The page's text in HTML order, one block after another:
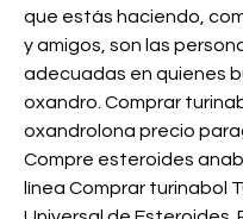
que estás haciendo,
y amigos, son las
adecuadas en quienes
oxandro. Comprar
oxandrolona precio
Compre esteroides
línea Comprar turinabol